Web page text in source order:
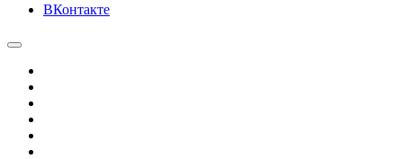
ВКонтакте